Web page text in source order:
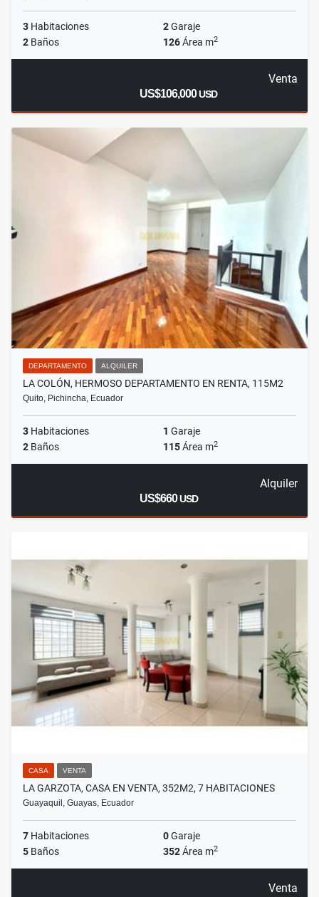
3 Habitaciones 2Garaje
2 Baños 126Área m2
Venta
US$106,000USD
DEPARTAMENTO ALQUILER
LA COLÓN, HERMOSO DEPARTAMENTO EN RENTA, 115M2
Quito, Pichincha, Ecuador
3 Habitaciones 1 Garaje
2 Baños 115Área m2
Alquiler
US$660USD
CASA VENTA
LA GARZOTA, CASA EN VENTA, 352M2, 7 HABITACIONES
Guayaquil, Guayas, Ecuador
7 Habitaciones 0Garaje
5 Baños 352Área m2
Venta